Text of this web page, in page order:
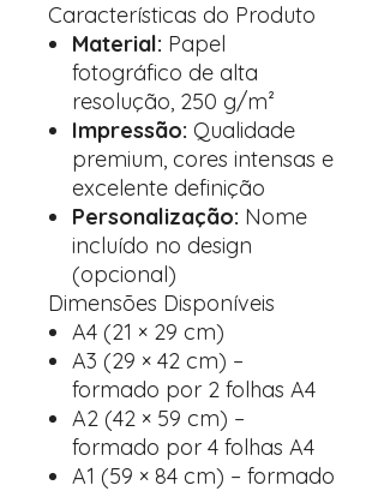
Características do Produto
Material: Papel
fotográfico de alta
resolução, 250 g/m²
Impressão: Qualidade
premium, cores intensas e
excelente definição
Personalização: Nome
incluído no design
(opcional)
Dimensões Disponíveis
A4 (21 × 29 cm)
A3 (29 × 42 cm) –
formado por 2 folhas A4
A2 (42 × 59 cm) –
formado por 4 folhas A4
A1 (59 × 84 cm) – formado